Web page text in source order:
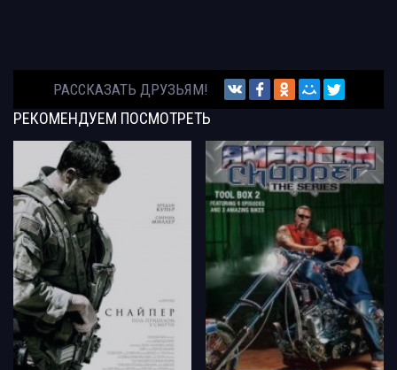
РАССКАЗАТЬ ДРУЗЬЯМ!
РЕКОМЕНДУЕМ ПОСМОТРЕТЬ